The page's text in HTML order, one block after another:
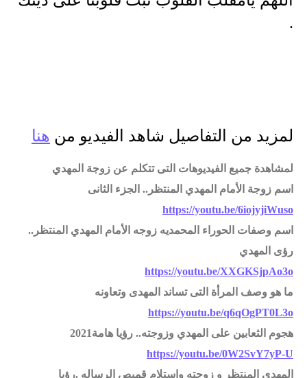
.
لمزيد من التفاصيل شاهد الفيديو من هنا
لمشاهدة جميع الفيديوهات التى تتكلم عن زوجة المهدي
اسم زوجة الأمام المهدي المنتظر.. الجزء الثانى
https://youtu.be/6iojyjiWuso
اسم وصفات الحوراء المحمديه زوجه الأمام المهدي المنتظر..
رؤى المهدي
https://youtu.be/XXGKSjpAo3o
ما هو وصف المرأة التى تساند المهدى وتعاونه
https://youtu.be/q6qOgPT0L3o
هجوم الثعابين على المهدي وزوجته.. رؤيا هامة2021
https://youtu.be/0W2SvY7yP-U
المهدى المنتظر و زوجته واستلام قميص الرساله .رؤيا